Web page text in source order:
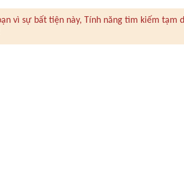
vì sự bất tiện này, Tính năng tìm kiếm